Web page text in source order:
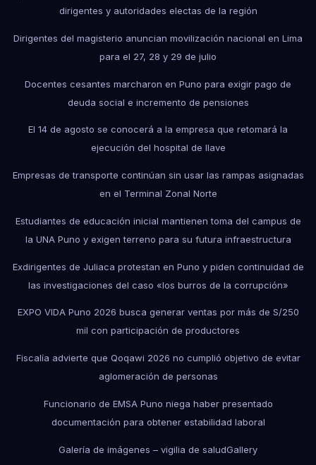
dirigentes y autoridades electas de la región
Dirigentes del magisterio anuncian movilización nacional en Lima
para el 27, 28 y 29 de julio
Docentes cesantes marcharon en Puno para exigir pago de
deuda social e incremento de pensiones
El 14 de agosto se conocerá a la empresa que retomará la
ejecución del hospital de Ilave
Empresas de transporte continúan sin usar las rampas asignadas
en el Terminal Zonal Norte
Estudiantes de educación inicial mantienen toma del campus de
la UNA Puno y exigen terreno para su futura infraestructura
Exdirigentes de Juliaca protestan en Puno y piden continuidad de
las investigaciones del caso «los burros de la corrupción»
EXPO VIDA Puno 2026 busca generar ventas por más de S/250
mil con participación de productores
Fiscalía advierte que Qoqawi 2026 no cumplió objetivo de evitar
aglomeración de personas
Funcionario de EMSA Puno niega haber presentado
documentación para obtener estabilidad laboral
Galería de imágenes – vigilia de saludGallery